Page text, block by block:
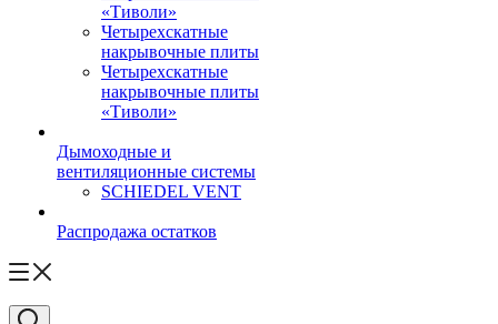
«Тиволи»
Четырехскатные
накрывочные плиты
Четырехскатные
накрывочные плиты
«Тиволи»
Дымоходные и
вентиляционные системы
SCHIEDEL VENT
Распродажа остатков